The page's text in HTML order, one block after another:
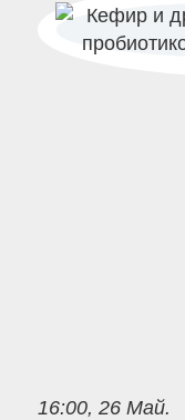
16:00, 26 Май.